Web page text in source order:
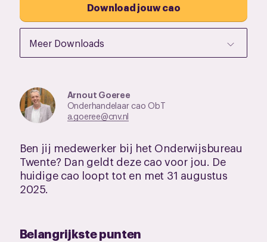
Download jouw cao
Meer Downloads
Arnout Goeree
Onderhandelaar cao ObT
a.goeree@cnv.nl
Ben jij medewerker bij het Onderwijsbureau
Twente? Dan geldt deze cao voor jou. De
huidige cao loopt tot en met 31 augustus
2025.
Belangrijkste punten